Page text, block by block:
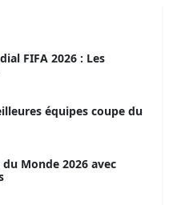
FIFA 2026 : Les
équipes coupe du
Monde 2026 avec